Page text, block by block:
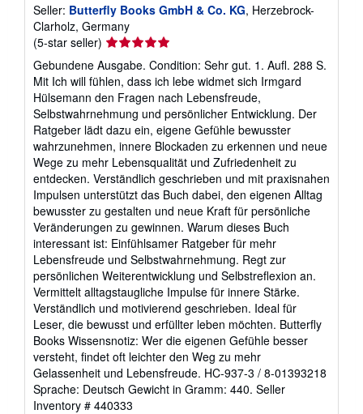
Seller: Butterfly Books GmbH & Co. KG, Herzebrock-
Clarholz, Germany
(5-star seller) Seller
rating
5
out
of
5
stars
Gebundene Ausgabe. Condition: Sehr gut. 1. Aufl. 288 S.
Mit Ich will fühlen, dass ich lebe widmet sich Irmgard
Hülsemann den Fragen nach Lebensfreude,
Selbstwahrnehmung und persönlicher Entwicklung. Der
Ratgeber lädt dazu ein, eigene Gefühle bewusster
wahrzunehmen, innere Blockaden zu erkennen und neue
Wege zu mehr Lebensqualität und Zufriedenheit zu
entdecken. Verständlich geschrieben und mit praxisnahen
Impulsen unterstützt das Buch dabei, den eigenen Alltag
bewusster zu gestalten und neue Kraft für persönliche
Veränderungen zu gewinnen. Warum dieses Buch
interessant ist: Einfühlsamer Ratgeber für mehr
Lebensfreude und Selbstwahrnehmung. Regt zur
persönlichen Weiterentwicklung und Selbstreflexion an.
Vermittelt alltagstaugliche Impulse für innere Stärke.
Verständlich und motivierend geschrieben. Ideal für
Leser, die bewusst und erfüllter leben möchten. Butterfly
Books Wissensnotiz: Wer die eigenen Gefühle besser
versteht, findet oft leichter den Weg zu mehr
Gelassenheit und Lebensfreude. HC-937-3 / 8-01393218
Sprache: Deutsch Gewicht in Gramm: 440. Seller
Inventory # 440333